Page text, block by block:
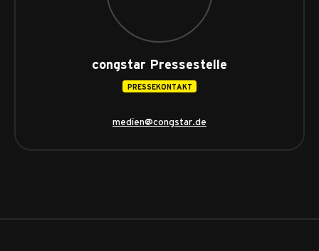
congstar Pressestelle
PRESSEKONTAKT
medien@congstar.de